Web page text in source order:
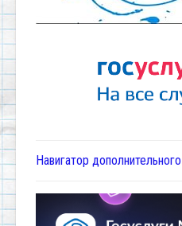
Навигатор